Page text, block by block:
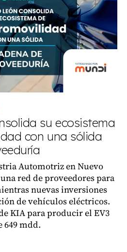
su ecosistema
con una sólida
Automotriz en Nuevo
red de proveedores para
nuevas inversiones
de vehículos eléctricos.
KIA para producir el EV3
649 mdd.